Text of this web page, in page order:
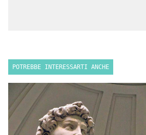
POTREBBE INTERESSARTI ANCHE